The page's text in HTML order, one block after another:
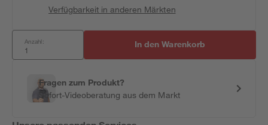
Verfügbarkeit in anderen Märkten
Anzahl: In den Warenkorb
Fragen zum Produkt?
Sofort-Videoberatung aus dem Markt